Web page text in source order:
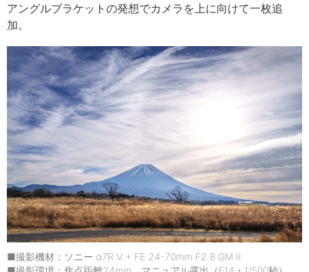
アングルブラケットの発想でカメラを上に向けて一枚追
加。
■撮影機材：ソニー α7R V + FE 24-70mm F2.8 GM II